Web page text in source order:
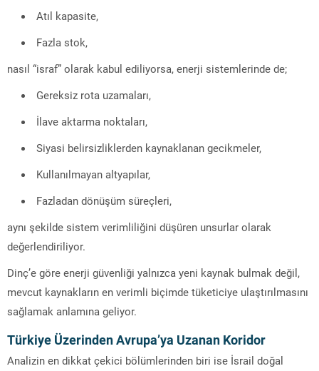
Atıl kapasite,
Fazla stok,
nasıl “israf” olarak kabul ediliyorsa, enerji sistemlerinde de;
Gereksiz rota uzamaları,
İlave aktarma noktaları,
Siyasi belirsizliklerden kaynaklanan gecikmeler,
Kullanılmayan altyapılar,
Fazladan dönüşüm süreçleri,
aynı şekilde sistem verimliliğini düşüren unsurlar olarak
değerlendiriliyor.
Dinç’e göre enerji güvenliği yalnızca yeni kaynak bulmak değil,
mevcut kaynakların en verimli biçimde tüketiciye ulaştırılmasını
sağlamak anlamına geliyor.
Türkiye Üzerinden Avrupa’ya Uzanan Koridor
Analizin en dikkat çekici bölümlerinden biri ise İsrail doğal